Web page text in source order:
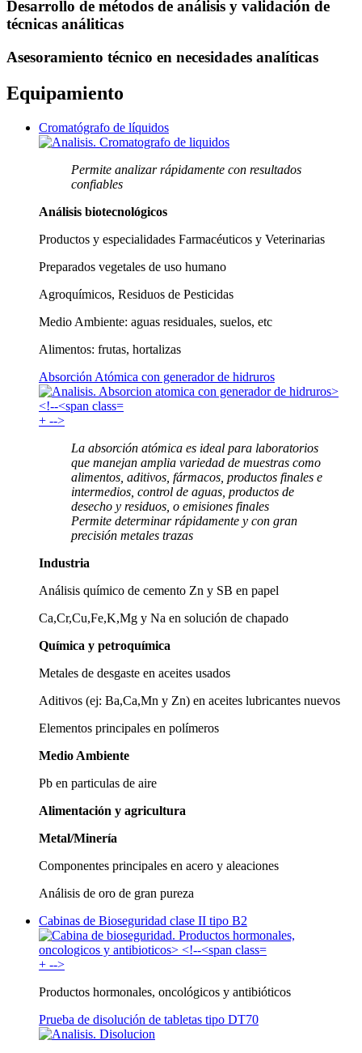
Desarrollo de métodos de análisis y validación de
técnicas análiticas
Asesoramiento técnico en necesidades analíticas
Equipamiento
Cromatógrafo de líquidos
Permite analizar rápidamente con resultados
confiables
Análisis biotecnológicos
Productos y especialidades Farmacéuticos y Veterinarias
Preparados vegetales de uso humano
Agroquímicos, Residuos de Pesticidas
Medio Ambiente: aguas residuales, suelos, etc
Alimentos: frutas, hortalizas
Absorción Atómica con generador de hidruros
+ -->
La absorción atómica es ideal para laboratorios
que manejan amplia variedad de muestras como
alimentos, aditivos, fármacos, productos finales e
intermedios, control de aguas, productos de
desecho y residuos, o emisiones finales
Permite determinar rápidamente y con gran
precisión metales trazas
Industria
Análisis químico de cemento Zn y SB en papel
Ca,Cr,Cu,Fe,K,Mg y Na en solución de chapado
Química y petroquímica
Metales de desgaste en aceites usados
Aditivos (ej: Ba,Ca,Mn y Zn) en aceites lubricantes nuevos
Elementos principales en polímeros
Medio Ambiente
Pb en particulas de aire
Alimentación y agricultura
Metal/Minería
Componentes principales en acero y aleaciones
Análisis de oro de gran pureza
Cabinas de Bioseguridad clase II tipo B2
+ -->
Productos hormonales, oncológicos y antibióticos
Prueba de disolución de tabletas tipo DT70